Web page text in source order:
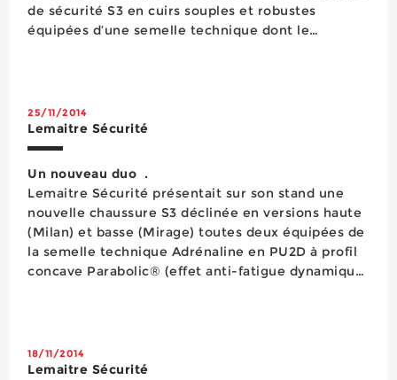
de sécurité S3 en cuirs souples et robustes
équipées d’une semelle technique dont le
25/11/2014
Lemaitre Sécurité
Un nouveau duo .
Lemaitre Sécurité présentait sur son stand une
nouvelle chaussure S3 déclinée en versions haute
(Milan) et basse (Mirage) toutes deux équipées de
la semelle technique Adrénaline en PU2D à profil
concave Parabolic® (effet anti-fatigue dynamique)
18/11/2014
Lemaitre Sécurité